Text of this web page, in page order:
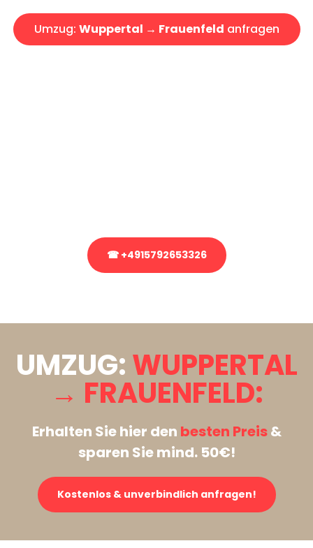
Umzug: Wuppertal → Frauenfeld anfragen
☎ +4915792653326
UMZUG:WUPPERTAL
→ FRAUENFELD:
Erhalten Sie hier den besten Preis&
sparen Sie mind. 50€!
Kostenlos & unverbindlich anfragen!